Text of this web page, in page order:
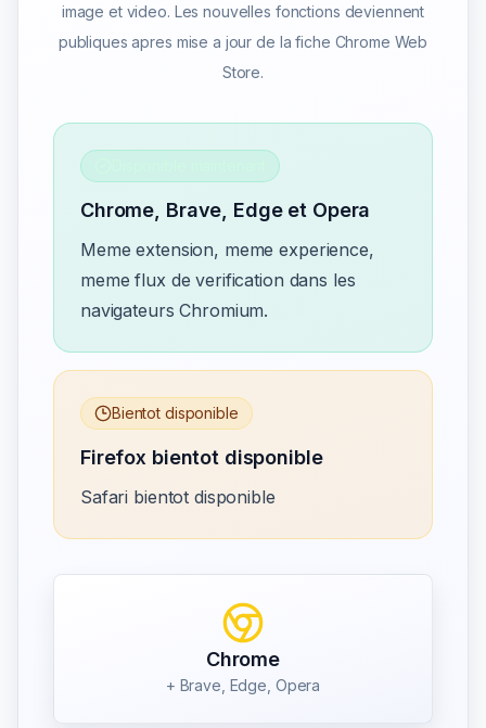
image et video. Les nouvelles fonctions deviennent
publiques apres mise a jour de la fiche Chrome Web
Store.
Chrome, Brave, Edge et Opera
Meme extension, meme experience,
meme flux de verification dans les
navigateurs Chromium.
Bientot disponible
Firefox bientot disponible
Safari bientot disponible
Chrome
+ Brave, Edge, Opera